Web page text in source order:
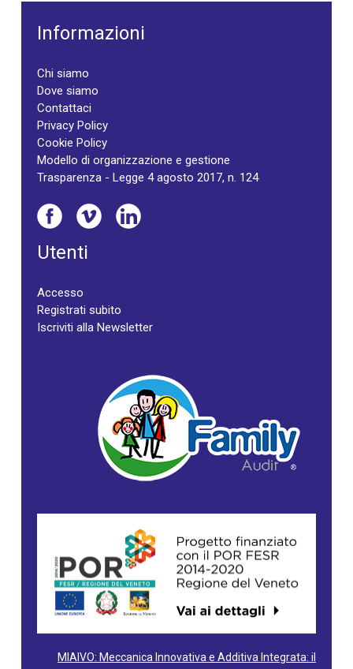
Informazioni
Chi siamo
Dove siamo
Contattaci
Privacy Policy
Cookie Policy
Modello di organizzazione e gestione
Trasparenza - Legge 4 agosto 2017, n. 124
Utenti
Accesso
Registrati subito
Iscriviti alla Newsletter
MIAIVO: Meccanica Innovativa e Additiva Integrata: il